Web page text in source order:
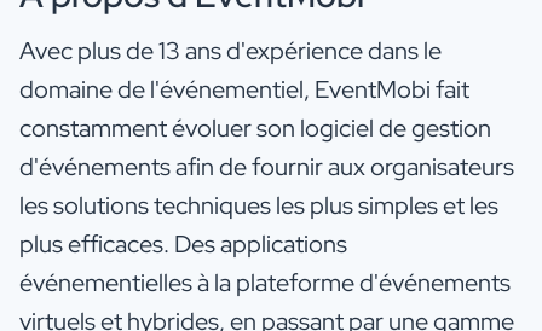
Avec plus de 13 ans d'expérience dans le
domaine de l'événementiel, EventMobi fait
constamment évoluer son logiciel de gestion
d'événements afin de fournir aux organisateurs
les solutions techniques les plus simples et les
plus efficaces. Des applications
événementielles à la plateforme d'événements
virtuels et hybrides, en passant par une gamme